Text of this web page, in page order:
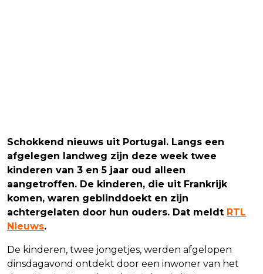
Schokkend nieuws uit Portugal. Langs een
afgelegen landweg zijn deze week twee
kinderen van 3 en 5 jaar oud alleen
aangetroffen. De kinderen, die uit Frankrijk
komen, waren geblinddoekt en zijn
achtergelaten door hun ouders. Dat meldt RTL
Nieuws.
De kinderen, twee jongetjes, werden afgelopen
dinsdagavond ontdekt door een inwoner van het